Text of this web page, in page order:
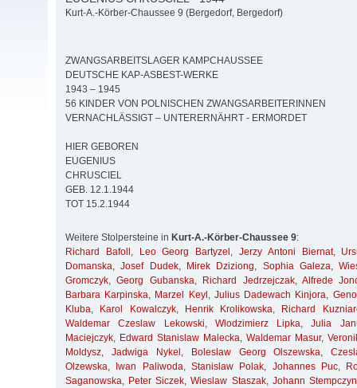
Kurt-A.-Körber-Chaussee 9 (Bergedorf, Bergedorf)
ZWANGSARBEITSLAGER KAMPCHAUSSEE
DEUTSCHE KAP-ASBEST-WERKE
1943 – 1945
56 KINDER VON POLNISCHEN ZWANGSARBEITERINNEN
VERNACHLÄSSIGT – UNTERERNÄHRT - ERMORDET
HIER GEBOREN
EUGENIUS
CHRUSCIEL
GEB. 12.1.1944
TOT 15.2.1944
Weitere Stolpersteine in Kurt-A.-Körber-Chaussee 9:
Richard Bafoll , Leo Georg Bartyzel ,Jerzy Antoni Biernat,
Domanska,Josef Dudek, Mirek Dziziong, Sophia Galeza,
Gromczyk,Georg Gubanska, Richard Jedrzejczak, Alfrede
Barbara Karpinska, Marzel Keyl , Julius Dadewach Kinjora,
Kluba, Karol Kowalczyk, Henrik Krolikowska,
Richard
Waldemar Czeslaw Lekowski, Wlodzimierz Lipka,Julia
Maciejczyk, Edward Stanislaw Malecka, Waldemar Masur,
Moldysz, Jadwiga Nykel , Boleslaw Georg Olszewska,
Olzewska, Iwan Paliwoda,Stanislaw Polak, Johannes Puc,
Saganowska, Peter Siczek,Wieslaw Staszak, Johann